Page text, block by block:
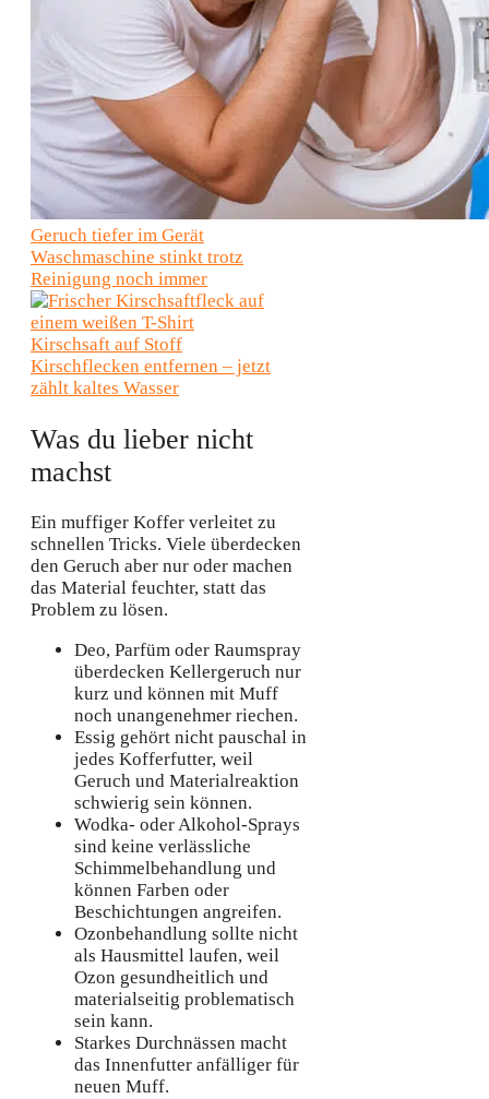
Geruch tiefer im Gerät
Waschmaschine stinkt trotz
Reinigung noch immer
Kirschsaft auf Stoff
Kirschflecken entfernen – jetzt
zählt kaltes Wasser
Was du lieber nicht
machst
Ein muffiger Koffer verleitet zu
schnellen Tricks. Viele überdecken
den Geruch aber nur oder machen
das Material feuchter, statt das
Problem zu lösen.
Deo, Parfüm oder Raumspray
überdecken Kellergeruch nur
kurz und können mit Muff
noch unangenehmer riechen.
Essig gehört nicht pauschal in
jedes Kofferfutter, weil
Geruch und Materialreaktion
schwierig sein können.
Wodka- oder Alkohol-Sprays
sind keine verlässliche
Schimmelbehandlung und
können Farben oder
Beschichtungen angreifen.
Ozonbehandlung sollte nicht
als Hausmittel laufen, weil
Ozon gesundheitlich und
materialseitig problematisch
sein kann.
Starkes Durchnässen macht
das Innenfutter anfälliger für
neuen Muff.